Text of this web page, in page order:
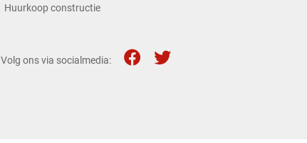
Huurkoop constructie
Volg ons via socialmedia: